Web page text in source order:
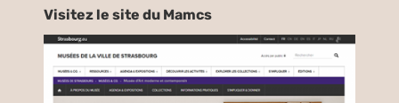
Visitez le site du Mamcs